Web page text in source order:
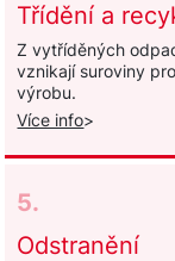
Třídění a
Z vytříděných
vznikají suroviny
výrobu.
Více info>
5.
Odstranění